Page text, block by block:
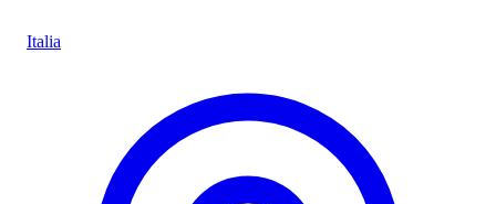
Italia